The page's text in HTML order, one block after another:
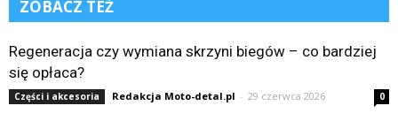
ZOBACZ TEŻ
Regeneracja czy wymiana skrzyni biegów – co bardziej
się opłaca?
Części i akcesoria Redakcja Moto-detal.pl - 29 czerwca 2026 0